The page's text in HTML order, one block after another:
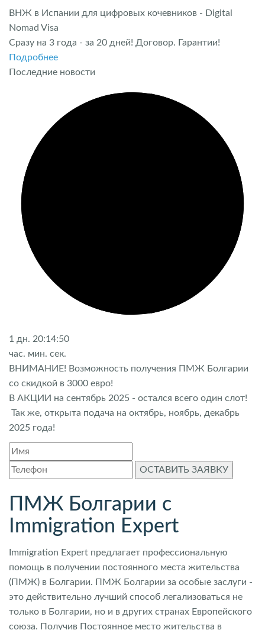
ВНЖ в Испании для цифровых кочевников - Digital
Nomad Visa
Сразу на 3 года - за 20 дней! Договор. Гарантии!
Подробнее
Последние новости
1 дн. 20:14:50
час. мин. сек.
ВНИМАНИЕ! Возможность получения ПМЖ Болгарии
со скидкой в 3000 евро!
В АКЦИИ на сентябрь 2025 - остался всего один слот!
Так же, открыта подача на октябрь, ноябрь, декабрь
2025 года!
ОСТАВИТЬ ЗАЯВКУ
ПМЖ Болгарии с
Immigration Expert
Immigration Expert предлагает профессиональную
помощь в получении постоянного места жительства
(ПМЖ) в Болгарии. ПМЖ Болгарии за особые заслуги -
это действительно лучший способ легализоваться не
только в Болгарии, но и в других странах Европейского
союза. Получив Постоянное место жительства в